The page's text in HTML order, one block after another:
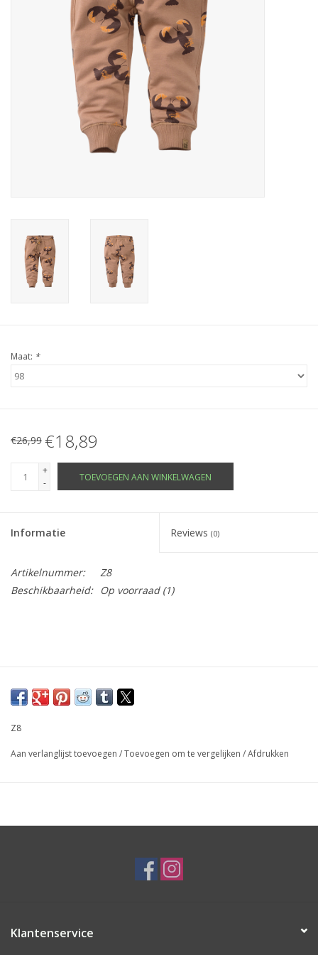
Cadeaubonnen
Maat: *
€26,99 €18,89
+
-
TOEVOEGEN AAN WINKELWAGEN
Informatie Reviews (0)
Artikelnummer:
Z8
Beschikbaarheid:
Op voorraad(1)
Z8
Aan verlanglijst toevoegen /Toevoegen om te vergelijken /Afdrukken
Klantenservice